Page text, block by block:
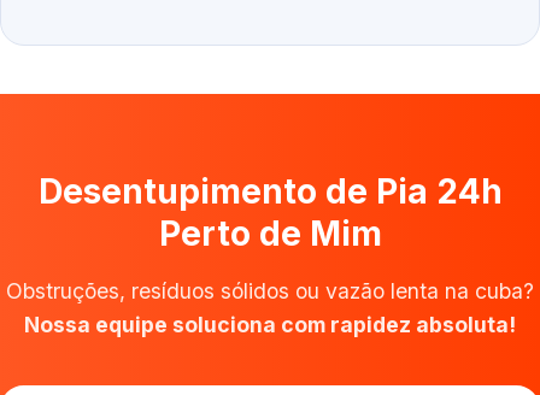
Desentupimento de Pia 24h
Perto de Mim
Obstruções, resíduos sólidos ou vazão lenta na cuba?
Nossa equipe soluciona com rapidez absoluta!